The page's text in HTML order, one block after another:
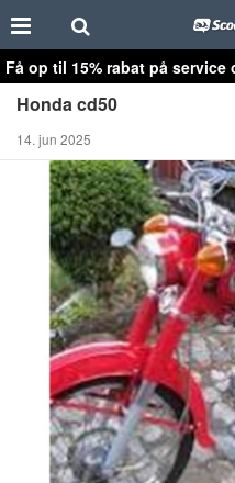
Få op til 15% rabat på service
Honda cd50
14. jun 2025